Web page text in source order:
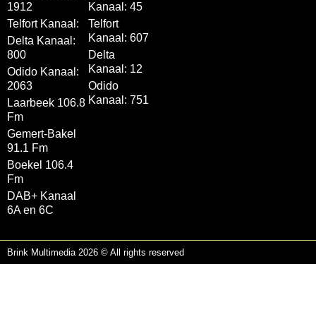
1912
Telfort Kanaal:
Delta Kanaal:
800
Odido Kanaal:
2063
Laarbeek 106.8
Fm
Gemert-Bakel
91.1 Fm
Boekel 106.4
Fm
DAB+ Kanaal
6A en 6C
Kanaal: 45
Telfort
Kanaal: 607
Delta
Kanaal: 12
Odido
Kanaal: 751
Brink Multimedia 2026 © All rights reserved